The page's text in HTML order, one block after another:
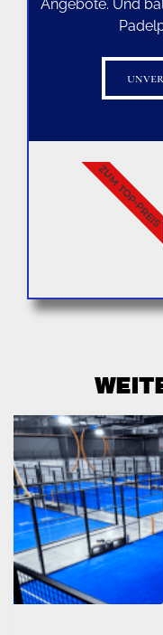
Angebote. Und
ZUM TOP-PREIS